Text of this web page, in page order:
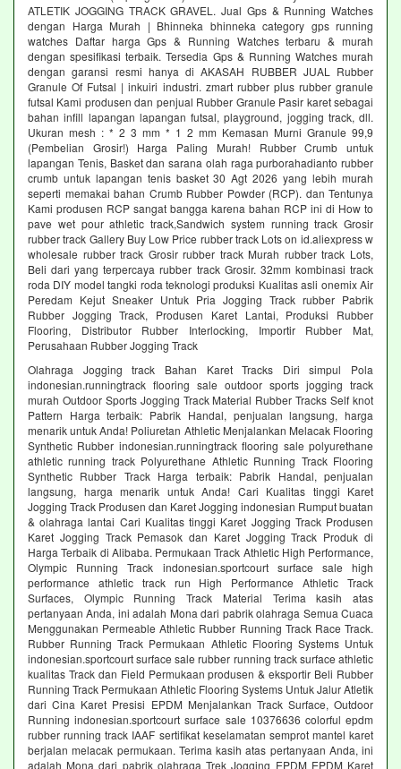
ATLETIK JOGGING TRACK GRAVEL. Jual Gps & Running Watches
dengan Harga Murah | Bhinneka bhinneka category gps running
watches Daftar harga Gps & Running Watches terbaru & murah
dengan spesifikasi terbaik. Tersedia Gps & Running Watches murah
dengan garansi resmi hanya di AKASAH RUBBER JUAL Rubber
Granule Of Futsal | inkuiri industri. zmart rubber plus rubber granule
futsal Kami produsen dan penjual Rubber Granule Pasir karet sebagai
bahan infill lapangan lapangan futsal, playground, jogging track, dll.
Ukuran mesh : * 2 3 mm * 1 2 mm Kemasan Murni Granule 99,9
(Pembelian Grosir!) Harga Paling Murah! Rubber Crumb untuk
lapangan Tenis, Basket dan sarana olah raga purborahadianto rubber
crumb untuk lapangan tenis basket 30 Agt 2026 yang lebih murah
seperti memakai bahan Crumb Rubber Powder (RCP). dan Tentunya
Kami produsen RCP sangat bangga karena bahan RCP ini di How to
pave wet pour athletic track,Sandwich system running track Grosir
rubber track Gallery Buy Low Price rubber track Lots on id.aliexpress w
wholesale rubber track Grosir rubber track Murah rubber track Lots,
Beli dari yang terpercaya rubber track Grosir. 32mm kombinasi track
roda DIY model tangki roda teknologi produksi Kualitas asli onemix Air
Peredam Kejut Sneaker Untuk Pria Jogging Track rubber Pabrik
Rubber Jogging Track, Produsen Karet Lantai, Produksi Rubber
Flooring, Distributor Rubber Interlocking, Importir Rubber Mat,
Perusahaan Rubber Jogging Track
Olahraga Jogging track Bahan Karet Tracks Diri simpul Pola
indonesian.runningtrack flooring sale outdoor sports jogging track
murah Outdoor Sports Jogging Track Material Rubber Tracks Self knot
Pattern Harga terbaik: Pabrik Handal, penjualan langsung, harga
menarik untuk Anda! Poliuretan Athletic Menjalankan Melacak Flooring
Synthetic Rubber indonesian.runningtrack flooring sale polyurethane
athletic running track Polyurethane Athletic Running Track Flooring
Synthetic Rubber Track Harga terbaik: Pabrik Handal, penjualan
langsung, harga menarik untuk Anda! Cari Kualitas tinggi Karet
Jogging Track Produsen dan Karet Jogging indonesian Rumput buatan
& olahraga lantai Cari Kualitas tinggi Karet Jogging Track Produsen
Karet Jogging Track Pemasok dan Karet Jogging Track Produk di
Harga Terbaik di Alibaba. Permukaan Track Athletic High Performance,
Olympic Running Track indonesian.sportcourt surface sale high
performance athletic track run High Performance Athletic Track
Surfaces, Olympic Running Track Material Terima kasih atas
pertanyaan Anda, ini adalah Mona dari pabrik olahraga Semua Cuaca
Menggunakan Permeable Athletic Rubber Running Track Race Track.
Rubber Running Track Permukaan Athletic Flooring Systems Untuk
indonesian.sportcourt surface sale rubber running track surface athletic
kualitas Track dan Field Permukaan produsen & eksportir Beli Rubber
Running Track Permukaan Athletic Flooring Systems Untuk Jalur Atletik
dari Cina Karet Presisi EPDM Menjalankan Track Surface, Outdoor
Running indonesian.sportcourt surface sale 10376636 colorful epdm
rubber running track IAAF sertifikat keselamatan semprot mantel karet
berjalan melacak permukaan. Terima kasih atas pertanyaan Anda, ini
adalah Mona dari pabrik olahraga Trek Jogging EPDM EPDM Karet